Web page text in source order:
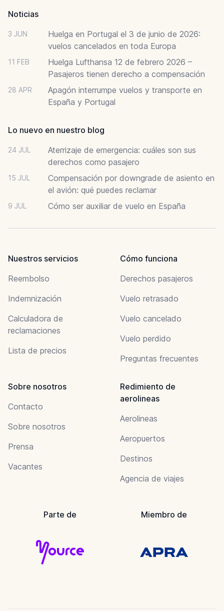
Noticias
3 JUN
Huelga en Portugal el 3 de junio de 2026:
vuelos cancelados en toda Europa
11 FEB
Huelga Lufthansa 12 de febrero 2026 –
Pasajeros tienen derecho a compensación
28 APR
Apagón interrumpe vuelos y transporte en
España y Portugal
Lo nuevo en nuestro blog
24 JUL
Aterrizaje de emergencia: cuáles son sus
derechos como pasajero
15 JUL
Compensación por downgrade de asiento en
el avión: qué puedes reclamar
9 JUL Cómo ser auxiliar de vuelo en España
Nuestros servicios
Reembolso
Indemnización
Calculadora de
reclamaciones
Lista de precios
Cómo funciona
Derechos pasajeros
Vuelo retrasado
Vuelo cancelado
Vuelo perdido
Preguntas frecuentes
Sobre nosotros
Contacto
Sobre nosotros
Prensa
Vacantes
Redimiento de
aerolineas
Aerolineas
Aeropuertos
Destinos
Agencia de viajes
Parte de Miembro de